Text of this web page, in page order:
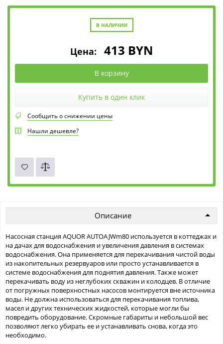
В НАЛИЧИИ
Цена: 413 BYN
В корзину
Купить в один клик
Сообщить о снижении цены
Нашли дешевле?
Описание
Насосная станция AQUOR AUTOAJWm80 используется в коттеджах и
на дачах для водоснабжения и увеличения давления в системах
водоснабжения. Она применяется для перекачивания чистой воды
из накопительных резервуаров или просто устанавливается в
системе водоснабжения для поднятия давления. Также может
перекачивать воду из неглубоких скважин и колодцев. В отличие
от погружных поверхностных насосов монтируется вне источника
воды. Не должна использоваться для перекачивания топлива,
масел и других технических жидкостей, которые могли бы
повредить оборудование. Скромные габариты и небольшой вес
позволяют легко убирать ее и устанавливать снова, когда это
необходимо.